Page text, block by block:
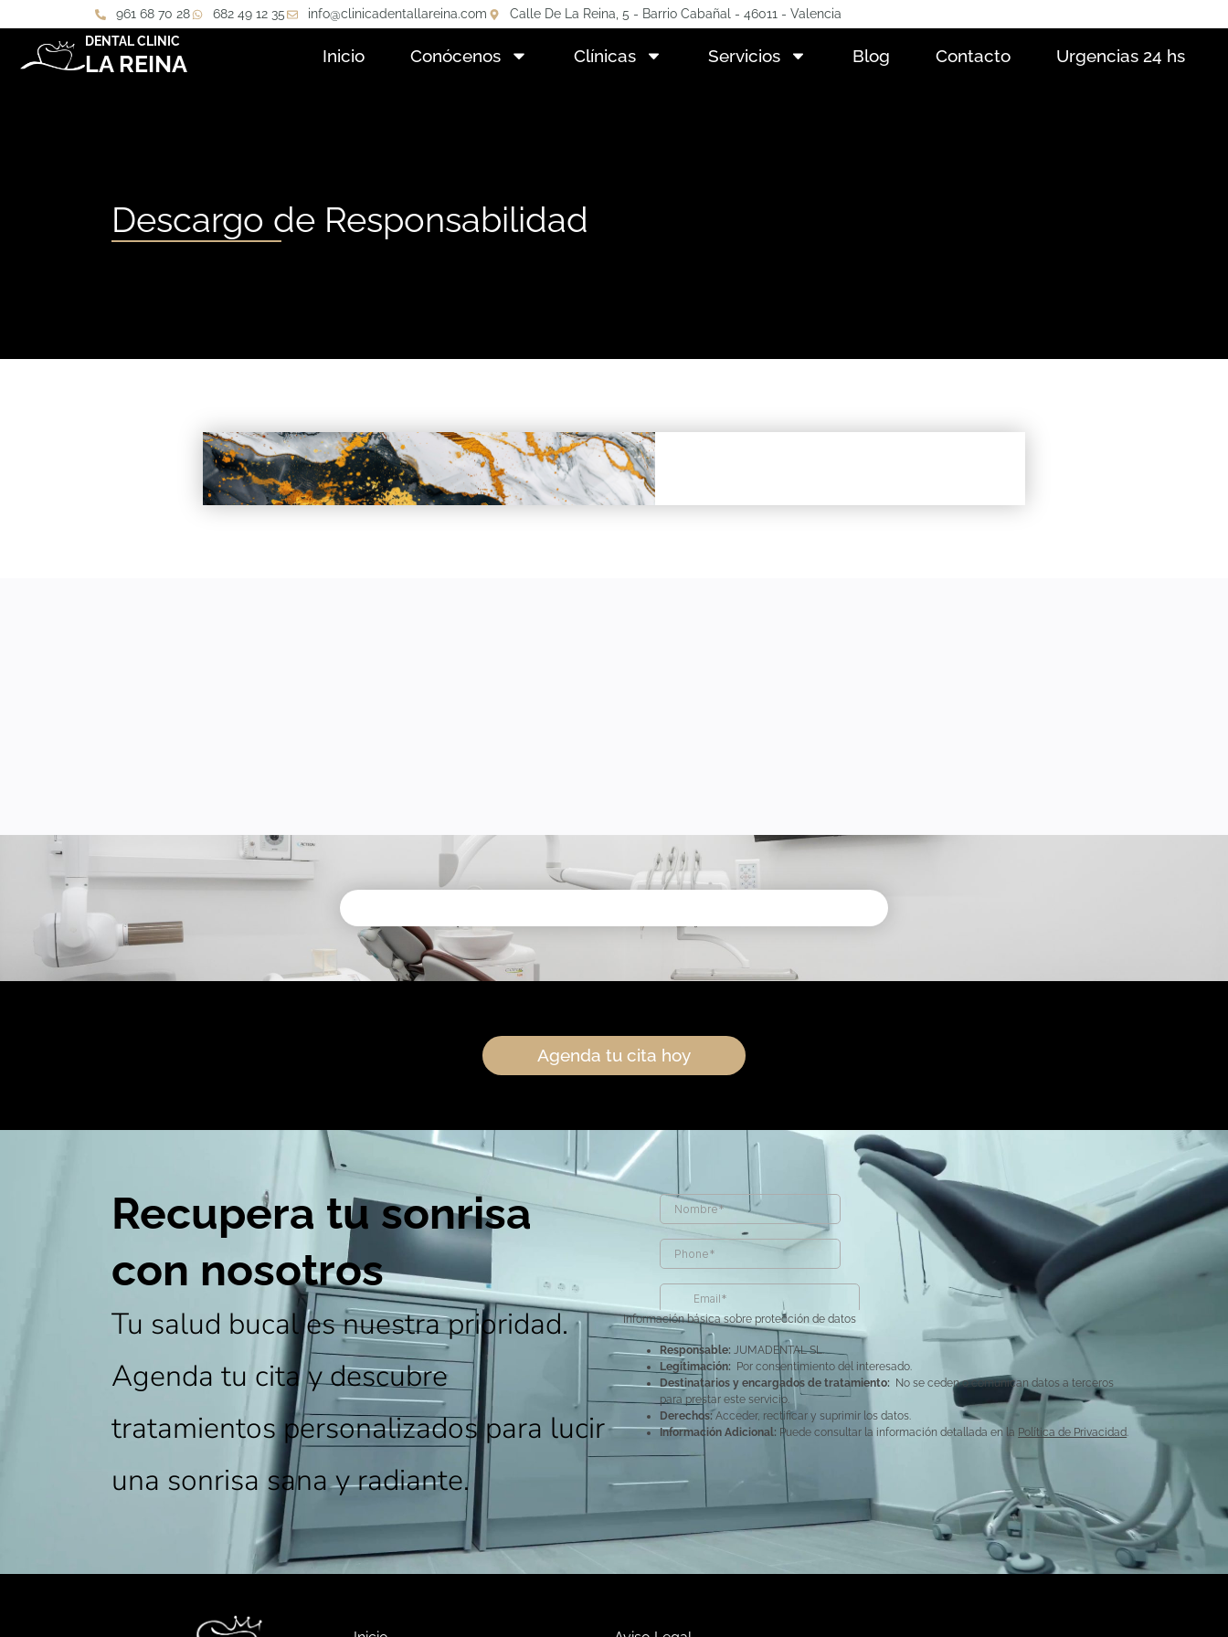
961 68 70 28 682 49 12 35 info@clinicadentallareina.com
Calle De La Reina, 5 - Barrio Cabañal - 46011 - Valencia
DENTAL CLINIC
LA REINA Inicio Conócenos Clínicas Servicios Blog Contacto Urgencias 24 hs
Descargo de Responsabilidad
Agenda tu cita hoy
Recupera tu sonrisa
con nosotros
Tu salud bucal es nuestra prioridad.
Agenda tu cita y descubre
tratamientos personalizados para lucir
una sonrisa sana y radiante.
Información básica sobre protección de datos
Responsable: JUMADENTAL SL.
Legitimación: Por consentimiento del interesado.
Destinatarios y encargados de tratamiento: No se ceden o comunican datos a terceros
para prestar este servicio.
Derechos: Acceder, rectificar y suprimir los datos.
Información Adicional: Puede consultar la información detallada en la Política de Privacidad.